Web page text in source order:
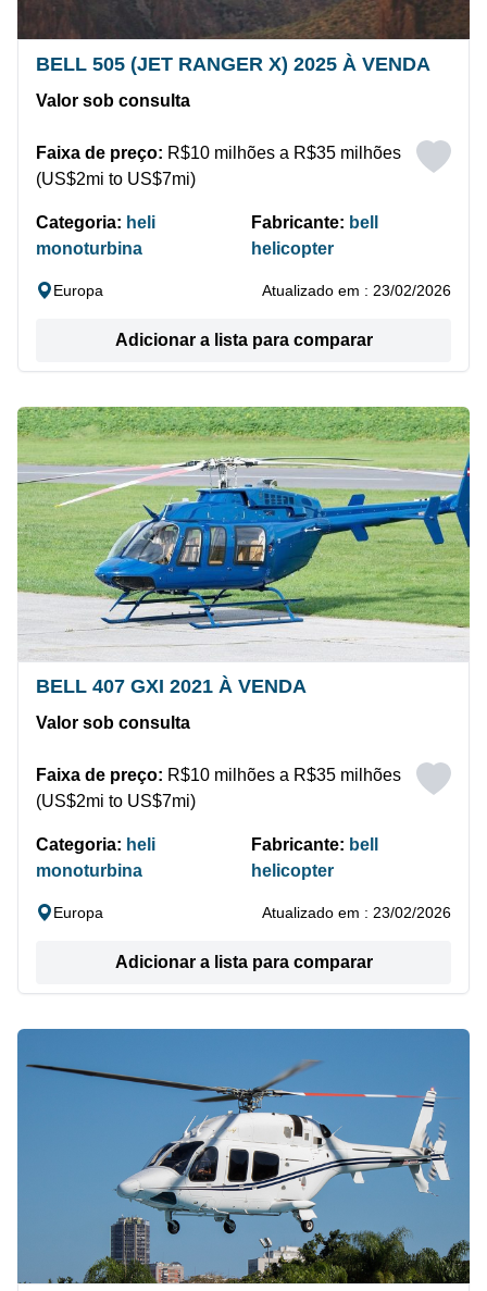
BELL 505 (JET RANGER X) 2025 À VENDA
Valor sob consulta
Faixa de preço: R$10 milhões a R$35 milhões
(US$2mi to US$7mi)
Categoria: heli
monoturbina
Fabricante: bell
helicopter
Europa Atualizado em : 23/02/2026
Adicionar a lista para comparar
BELL 407 GXI 2021 À VENDA
Valor sob consulta
Faixa de preço: R$10 milhões a R$35 milhões
(US$2mi to US$7mi)
Categoria: heli
monoturbina
Fabricante: bell
helicopter
Europa Atualizado em : 23/02/2026
Adicionar a lista para comparar